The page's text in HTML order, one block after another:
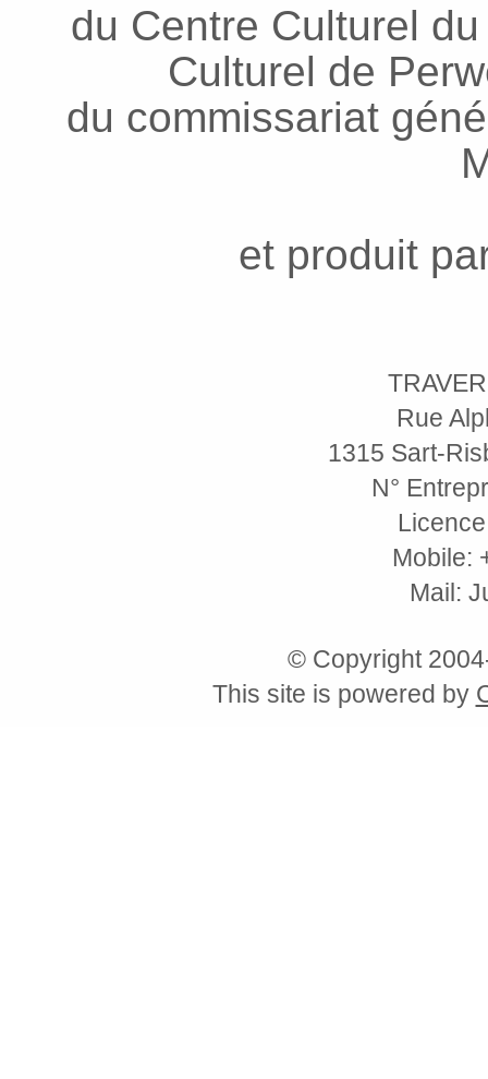
du Centre Culturel
Culturel de
du commissariat
et produit
Rue
1315 Sart-
N°
Mobile:
Mail:
© Copyright
This site is powered by